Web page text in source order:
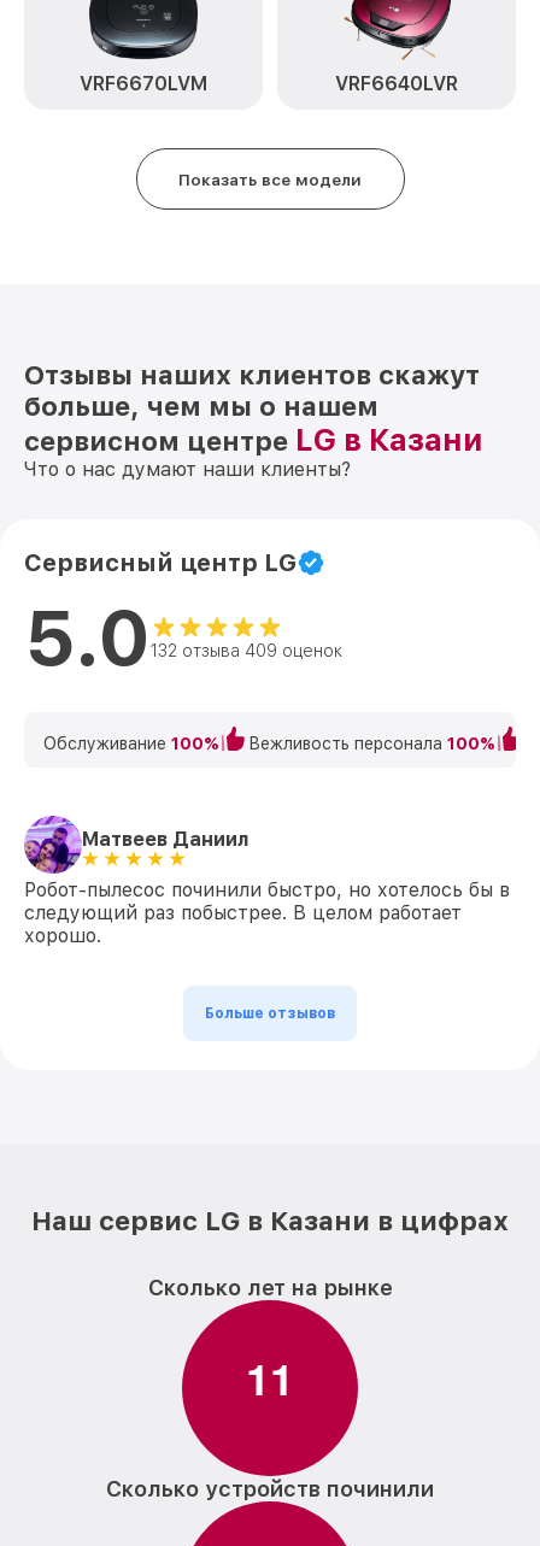
Замена колеса управления VR6570LVMB
от 1700₽
Замена шлангов, щёток VR6570LVMB LG
VRF6670LVM VRF6640LVR
Показать все модели
Отзывы наших клиентов скажут
больше, чем мы о нашем
сервисном центре LG в Казани
Что о нас думают наши клиенты?
Сервисный центр LG
5.0 132 отзыва 409 оценок
Обслуживание 100% Вежливость персонала 100%
Матвеев Даниил
Робот-пылесос починили быстро, но хотелось бы в
следующий раз побыстрее. В целом работает
хорошо.
Больше отзывов
Наш сервис LG в Казани в цифрах
Сколько лет на рынке
11
Сколько устройств починили